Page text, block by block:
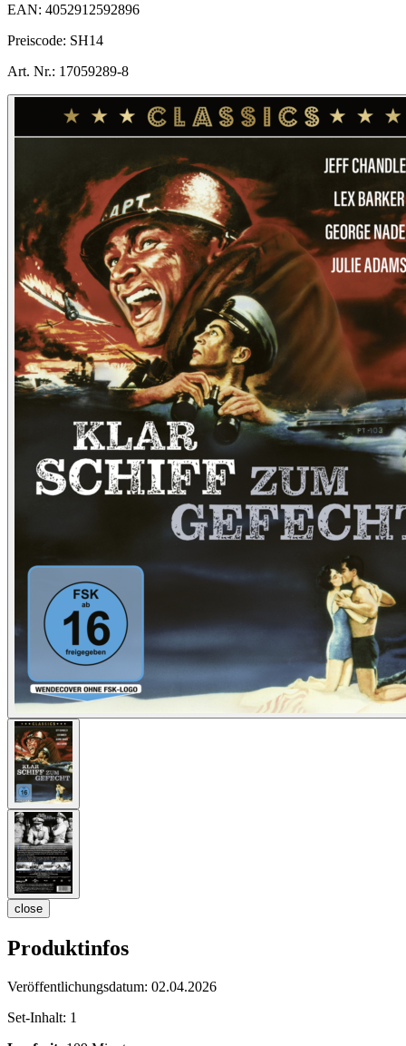
EAN: 4052912592896
Preiscode: SH14
Art. Nr.: 17059289-8
close
Produktinfos
Veröffentlichungsdatum: 02.04.2026
Set-Inhalt: 1